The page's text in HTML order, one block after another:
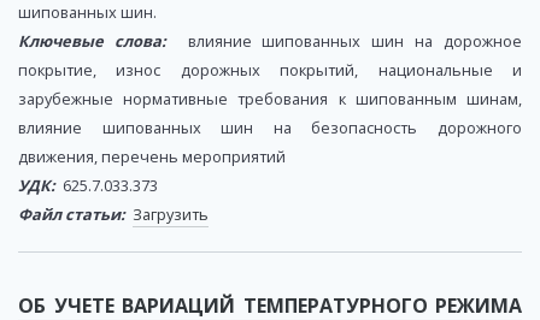
шипованных шин.
Ключевые слова:влияние шипованных шин на дорожное
покрытие, износ дорожных покрытий, национальные и
зарубежные нормативные требования к шипованным шинам,
влияние шипованных шин на безопасность дорожного
движения, перечень мероприятий
УДК:625.7.033.373
Файл статьи: Загрузить
ОБ УЧЕТЕ ВАРИАЦИЙ ТЕМПЕРАТУРНОГО РЕЖИМА